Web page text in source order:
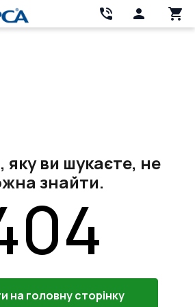
яку ви шукаєте, не
знайти.
на головну сторінку